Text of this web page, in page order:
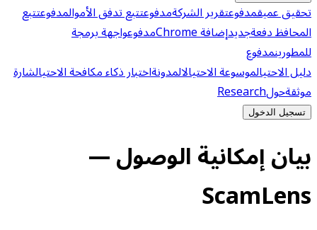
تحقيق عميقمدفوعتقرير الشركةمدفوعتتبع تدفق الأموالمدفوعتتبع
المحافظ دفعةجديدإضافة Chrome مدفوعواجهة برمجة
للمطورينمدفوع
دليل الاحتيالموسوعة الاحتيالالمدونةاختبار ذكاء مكافحة الاحتيالشارة
موثقةحولResearch
تسجيل الدخول
بيان إمكانية الوصول —
ScamLens